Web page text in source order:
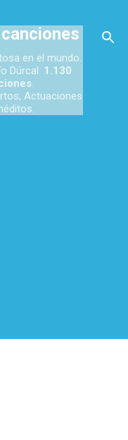
en el mundo.
Dúrcal. 1.130
.
Actuaciones